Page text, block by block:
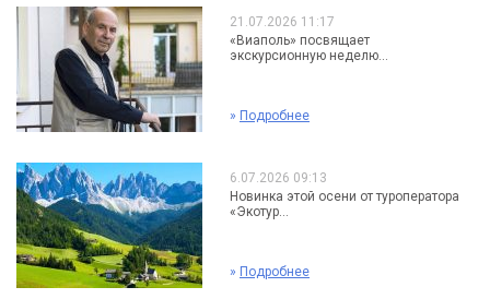
21.07.2026 11:17
«Виаполь» посвящает
экскурсионную неделю...
» Подробнее
6.07.2026 09:13
Новинка этой осени от туроператора
«Экотур...
» Подробнее